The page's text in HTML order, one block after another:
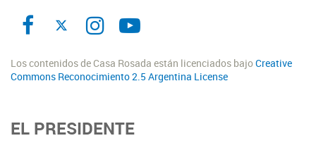
Los contenidos de Casa Rosada están licenciados bajoCreative
Commons Reconocimiento 2.5 Argentina License
EL PRESIDENTE